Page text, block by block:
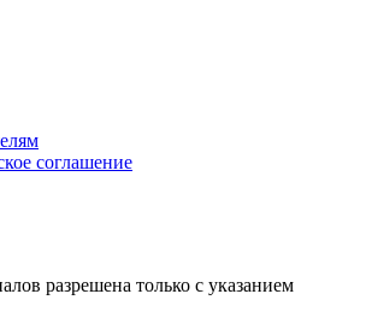
соглашение
разрешена только с указанием